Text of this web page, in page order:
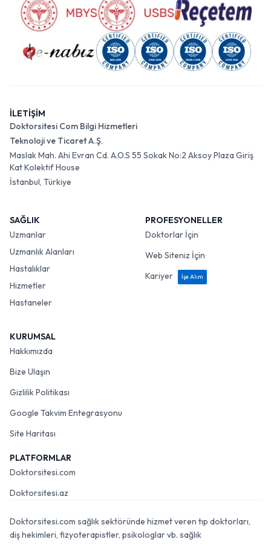
İLETİŞİM
Doktorsitesi Com Bilgi Hizmetleri
Teknoloji ve Ticaret A.Ş.
Maslak Mah. Ahi Evran Cd. A.O.S 55 Sokak No:2 Aksoy Plaza Giriş
Kat Kolektif House
İstanbul, Türkiye
SAĞLIK
Uzmanlar
Uzmanlık Alanları
Hastalıklar
Hizmetler
Hastaneler
PROFESYONELLER
Doktorlar İçin
Web Siteniz İçin
Kariyer
İşe Alım
KURUMSAL
Hakkımızda
Bize Ulaşın
Gizlilik Politikası
Google Takvim Entegrasyonu
Site Haritası
PLATFORMLAR
Doktorsitesi.com
Doktorsitesi.az
Doktorsitesi.com sağlık sektöründe hizmet veren tıp doktorları,
diş hekimleri, fizyoterapistler, psikologlar vb. sağlık